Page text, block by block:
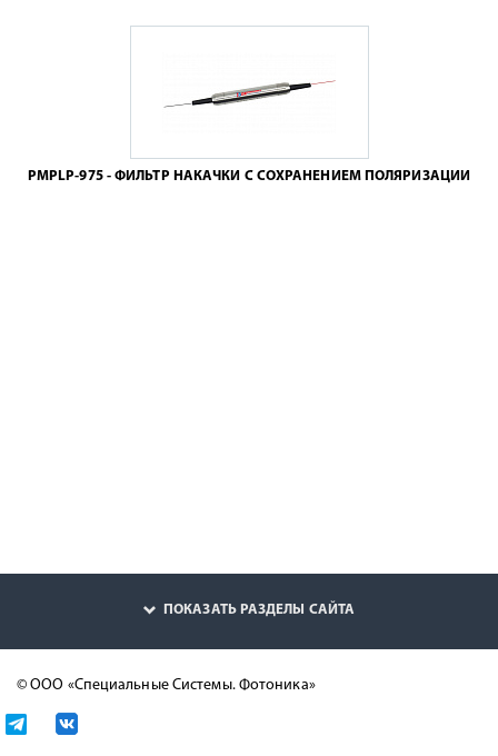
PMPLP-975 - ФИЛЬТР НАКАЧКИ С СОХРАНЕНИЕМ ПОЛЯРИЗАЦИИ
ПОКАЗАТЬ РАЗДЕЛЫ САЙТА
© ООО «Специальные Системы. Фотоника»